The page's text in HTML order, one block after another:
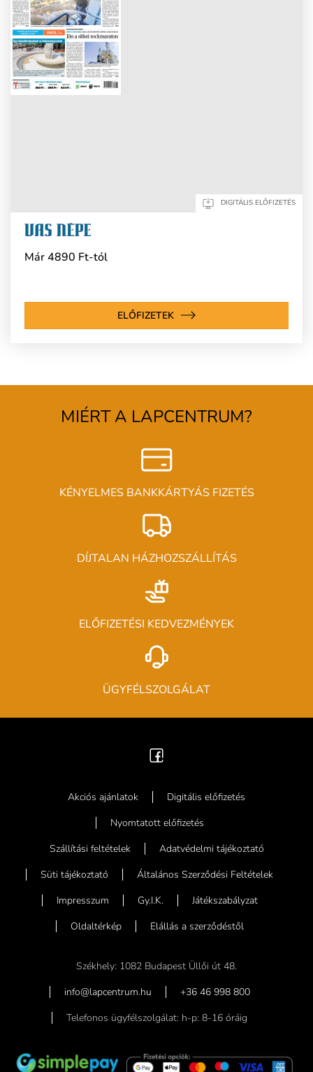
DIGITÁLIS ELŐFIZETÉS
Már 4890 Ft-tól
ELŐFIZETEK
MIÉRT A LAPCENTRUM?
KÉNYELMES BANKKÁRTYÁS FIZETÉS
DÍJTALAN HÁZHOZSZÁLLÍTÁS
ELŐFIZETÉSI KEDVEZMÉNYEK
ÜGYFÉLSZOLGÁLAT
Akciós ajánlatok
Digitális előfizetés
Nyomtatott előfizetés
Szállítási feltételek
Adatvédelmi tájékoztató
Süti tájékoztató
Általános Szerződési Feltételek
Impresszum
Gy.I.K.
Játékszabályzat
Oldaltérkép
Elállás a szerződéstől
Székhely: 1082 Budapest Üllői út 48.
info@lapcentrum.hu
+36 46 998 800
Telefonos ügyfélszolgálat: h-p: 8-16 óráig